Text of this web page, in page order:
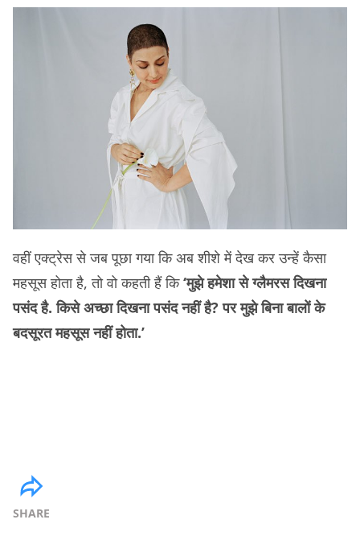
वहीं एक्ट्रेस से जब पूछा गया कि अब शीशे में देख कर उन्हें कैसा
महसूस होता है, तो वो कहती हैं कि‘मुझे हमेशा से ग्लैमरस दिखना
पसंद है. किसे अच्छा दिखना पसंद नहीं है? पर मुझे बिना बालों के
बदसूरत महसूस नहीं होता.’
SHARE